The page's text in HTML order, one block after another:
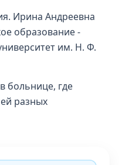
Ирина Андреевна
образование -
им. Н. Ф.
больнице, где
разных